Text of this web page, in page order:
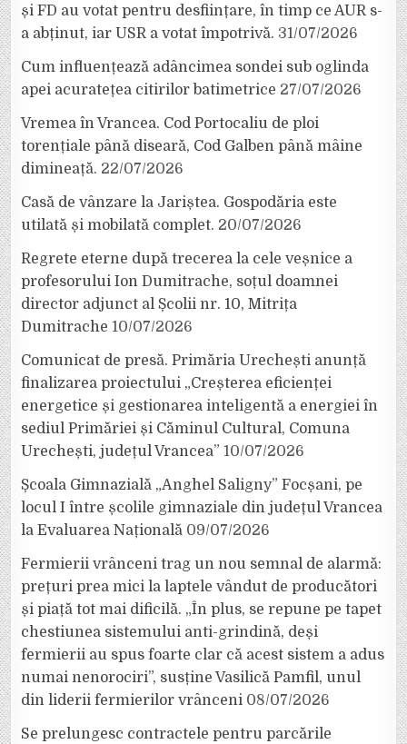
și FD au votat pentru desființare, în timp ce AUR s-
a abținut, iar USR a votat împotrivă. 31/07/2026
Cum influențează adâncimea sondei sub oglinda
apei acuratețea citirilor batimetrice 27/07/2026
Vremea în Vrancea. Cod Portocaliu de ploi
torențiale până diseară, Cod Galben până mâine
dimineață. 22/07/2026
Casă de vânzare la Jariștea. Gospodăria este
utilată și mobilată complet. 20/07/2026
Regrete eterne după trecerea la cele veșnice a
profesorului Ion Dumitrache, soțul doamnei
director adjunct al Școlii nr. 10, Mitrița
Dumitrache 10/07/2026
Comunicat de presă. Primăria Urechești anunță
finalizarea proiectului „Creșterea eficienței
energetice și gestionarea inteligentă a energiei în
sediul Primăriei și Căminul Cultural, Comuna
Urechești, județul Vrancea” 10/07/2026
Școala Gimnazială „Anghel Saligny” Focșani, pe
locul I între școlile gimnaziale din județul Vrancea
la Evaluarea Națională 09/07/2026
Fermierii vrânceni trag un nou semnal de alarmă:
prețuri prea mici la laptele vândut de producători
și piață tot mai dificilă. „În plus, se repune pe tapet
chestiunea sistemului anti-grindină, deși
fermierii au spus foarte clar că acest sistem a adus
numai nenorociri”, susține Vasilică Pamfil, unul
din liderii fermierilor vrânceni 08/07/2026
Se prelungesc contractele pentru parcările